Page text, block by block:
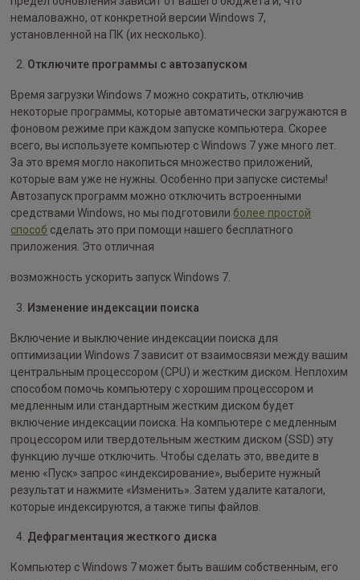
немаловажно, от конкретной версии Windows 7,
установленной на ПК (их несколько).
Отключите программы с автозапуском
Время загрузки Windows 7 можно сократить, отключив
некоторые программы, которые автоматически загружаются в
фоновом режиме при каждом запуске компьютера. Скорее
всего, вы используете компьютер с Windows 7 уже много лет.
За это время могло накопиться множество приложений,
которые вам уже не нужны. Особенно при запуске системы!
Автозапуск программ можно отключить встроенными
средствами Windows, но мы подготовилиболее простой
способ сделать это при помощи нашего бесплатного
приложения. Это отличная
возможность ускорить запуск Windows 7.
Изменение индексации поиска
Включение и выключение индексации поиска для
оптимизации Windows 7 зависит от взаимосвязи между вашим
центральным процессором (CPU) и жестким диском. Неплохим
способом помочь компьютеру с хорошим процессором и
медленным или стандартным жестким диском будет
включение индексации поиска. На компьютере с медленным
процессором или твердотельным жестким диском (SSD) эту
функцию лучше отключить. Чтобы сделать это, введите в
меню «Пуск» запрос «индексирование», выберите нужный
результат и нажмите «Изменить». Затем удалите каталоги,
которые индексируются, а также типы файлов.
Дефрагментация жесткого диска
Компьютер с Windows 7 может быть вашим собственным, его